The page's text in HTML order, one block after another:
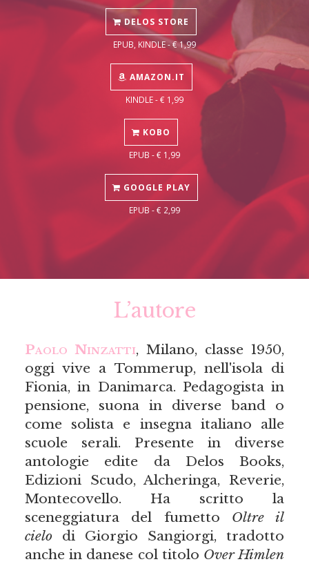
DELOS STORE
EPUB, KINDLE - € 1,99
AMAZON.IT
KINDLE - € 1,99
KOBO
EPUB - € 1,99
GOOGLE PLAY
EPUB - € 2,99
L’autore
Paolo Ninzatti, Milano, classe 1950,
oggi vive a Tommerup, nell'isola di
Fionia, in Danimarca. Pedagogista in
pensione, suona in diverse band o
come solista e insegna italiano alle
scuole serali. Presente in diverse
antologie edite da Delos Books,
Edizioni Scudo, Alcheringa, Reverie,
Montecovello. Ha scritto la
sceneggiatura del fumetto Oltre il
cielodi Giorgio Sangiorgi, tradotto
anche in danese col titolo Over Himlen